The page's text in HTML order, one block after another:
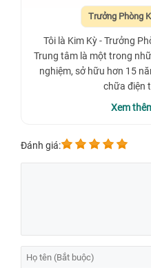
Trưởng Phòng
Tôi là Kim Kỳ - Trưởng
Trung tâm là một trong
nghiệm, sở hữu hơn 15
chữa điện
Xem
Đánh giá: